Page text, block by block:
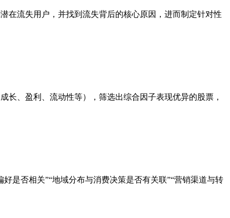
在流失用户，并找到流失背后的核心原因，进而制定针对性
、盈利、流动性等），筛选出综合因子表现优异的股票，
是否相关”“地域分布与消费决策是否有关联”“营销渠道与转